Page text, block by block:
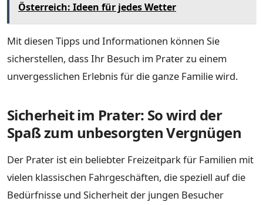
Österreich: Ideen für jedes Wetter
Mit diesen Tipps und Informationen können Sie
sicherstellen, dass Ihr Besuch im Prater zu einem
unvergesslichen Erlebnis für die ganze Familie wird.
Sicherheit im Prater: So wird der
Spaß zum unbesorgten Vergnügen
Der Prater ist ein beliebter Freizeitpark für Familien mit
vielen klassischen Fahrgeschäften, die speziell auf die
Bedürfnisse und Sicherheit der jungen Besucher